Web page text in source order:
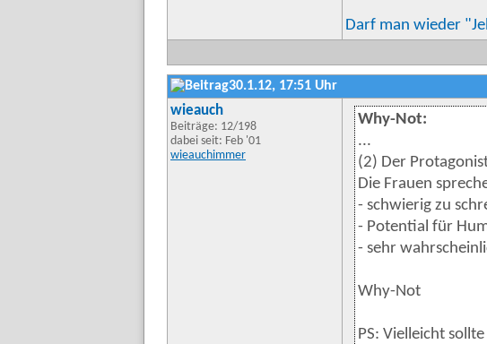
Darf man wieder
30.1.12, 17:51 Uhr
wieauch
Beiträge: 12/198
dabei seit: Feb '01
wieauchimmer
Why-Not:
...
(2) Der
Die Frauen
- schwierig zu
- Potential für
- sehr
Why-Not
PS: Vielleicht